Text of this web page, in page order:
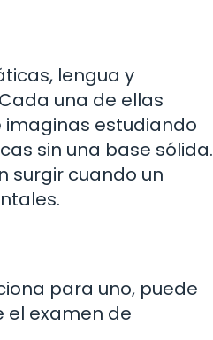
lengua y
una de ellas
imaginas estudiando
sin una base sólida.
surgir cuando un
para uno, puede
el examen de